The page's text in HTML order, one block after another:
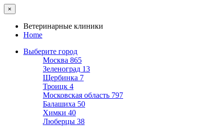
×
Ветеринарные клиники
Home
Выберите город
Москва 865
Зеленоград 13
Щербинка 7
Троицк 4
Московская область 797
Балашиха 50
Химки 40
Люберцы 38